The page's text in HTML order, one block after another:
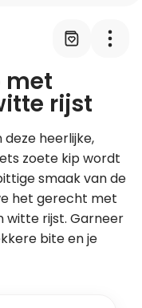
Leer koken als een chef
Kooktips & blogs
met
rijst
heerlijke,
zoete kip wordt
smaak van de
het gerecht met
witte rijst. Garneer
bite en je